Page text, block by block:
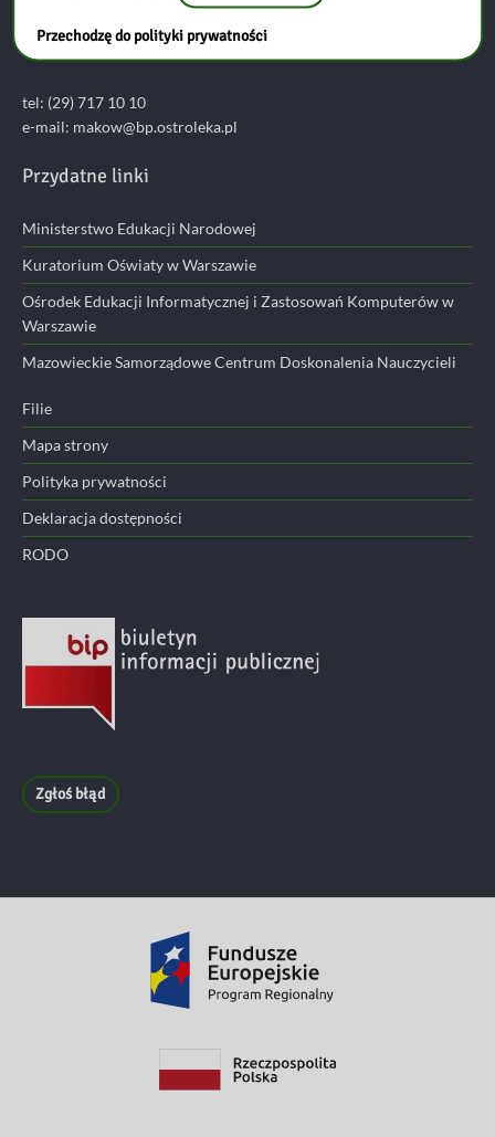
ul. Duńskiego Czerwonego Krzyża 3A
06-200 Maków Mazowiecki
tel: (29) 717 10 10
e-mail: makow@bp.ostroleka.pl
Przydatne linki
Ministerstwo Edukacji Narodowej
Kuratorium Oświaty w Warszawie
Ośrodek Edukacji Informatycznej i Zastosowań Komputerów w
Warszawie
Mazowieckie Samorządowe Centrum Doskonalenia Nauczycieli
Filie
Mapa strony
Polityka prywatności
Deklaracja dostępności
RODO
Zgłoś błąd
Przechodzę do polityki prywatności